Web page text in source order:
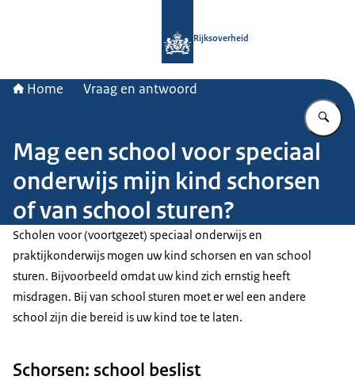
Rijksoverheid
Home Vraag en antwoord
Mag een school voor speciaal
onderwijs mijn kind schorsen
of van school sturen?
Scholen voor (voortgezet) speciaal onderwijs en
praktijkonderwijs mogen uw kind schorsen en van school
sturen. Bijvoorbeeld omdat uw kind zich ernstig heeft
misdragen. Bij van school sturen moet er wel een andere
school zijn die bereid is uw kind toe te laten.
Schorsen: school beslist